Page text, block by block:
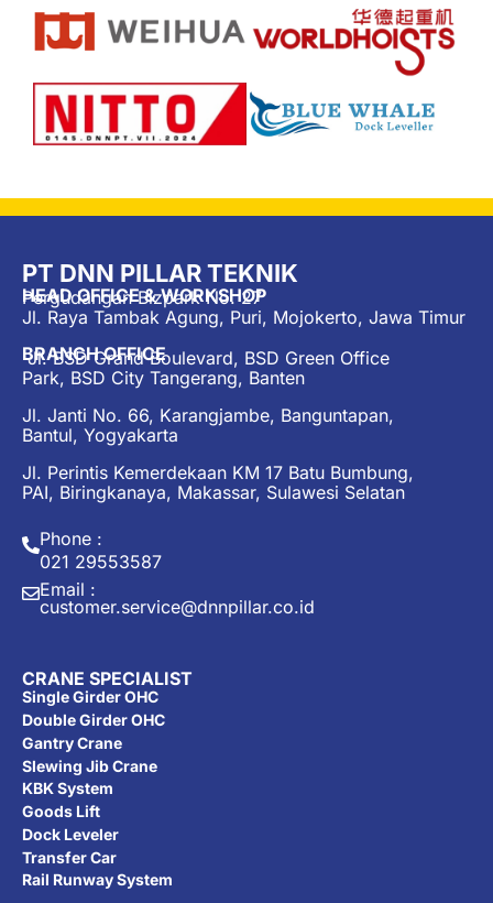
PT DNN PILLAR TEKNIK
HEAD OFFICE & WORKSHOP
Pergudangan Bizpark No. 27
Jl. Raya Tambak Agung, Puri, Mojokerto, Jawa Timur
BRANCH OFFICE
Jl. BSD Grand Boulevard, BSD Green Office
Park, BSD City Tangerang, Banten
Jl. Janti No. 66, Karangjambe, Banguntapan,
Bantul, Yogyakarta
Jl. Perintis Kemerdekaan KM 17 Batu Bumbung,
PAI, Biringkanaya, Makassar, Sulawesi Selatan
Phone :
021 29553587
Email :
customer.service@dnnpillar.co.id
CRANE SPECIALIST
Single Girder OHC
Double Girder OHC
Gantry Crane
Slewing Jib Crane
KBK System
Goods Lift
Dock Leveler
Transfer Car
Rail Runway System